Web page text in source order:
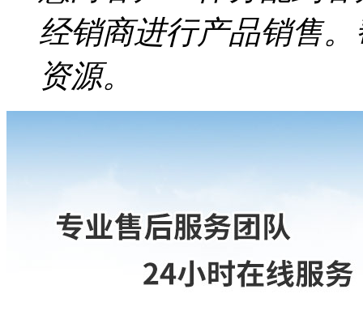
经销商进行产品销售
资源。